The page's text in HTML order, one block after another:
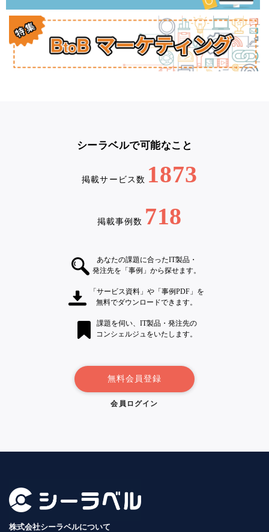
シーラベルで可能なこと
掲載サービス数 1873
掲載事例数 718
あなたの課題に合ったIT製品・
発注先を「事例」から探せます。
「サービス資料」や「事例PDF」を
無料でダウンロードできます。
課題を伺い、IT製品・発注先の
コンシェルジュをいたします。
無料会員登録
会員ログイン
株式会社シーラベルについて